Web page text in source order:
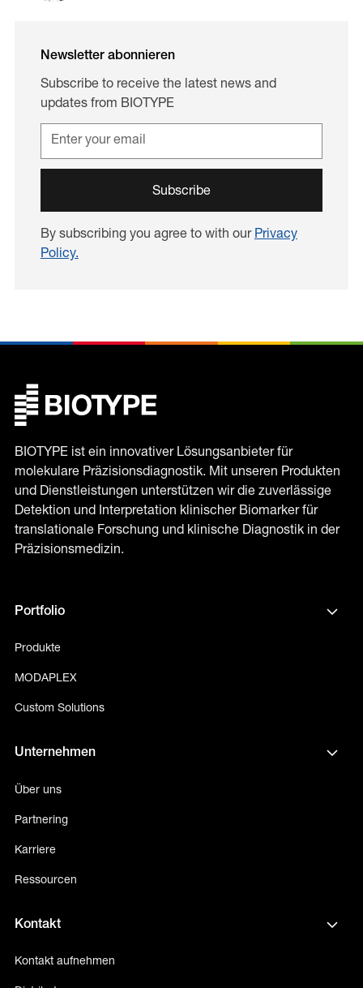
Newsletter abonnieren
Subscribe to receive the latest news and
updates from BIOTYPE
By subscribing you agree to with our Privacy
Policy.
BIOTYPE ist ein innovativer Lösungsanbieter für
molekulare Präzisionsdiagnostik. Mit unseren Produkten
und Dienstleistungen unterstützen wir die zuverlässige
Detektion und Interpretation klinischer Biomarker für
translationale Forschung und klinische Diagnostik in der
Präzisionsmedizin.
Portfolio
Produkte
MODAPLEX
Custom Solutions
Unternehmen
Über uns
Partnering
Karriere
Ressourcen
Kontakt
Kontakt aufnehmen